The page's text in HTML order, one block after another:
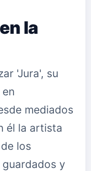
la
'Jura', su
mediados
él la artista
los
y